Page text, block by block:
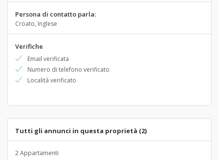
Persona di contatto parla:
Croato, Inglese
Verifiche
Email verificata
Numero di telefono verificato
Località verificato
Tutti gli annunci in questa proprietà (2)
2 Appartamenti